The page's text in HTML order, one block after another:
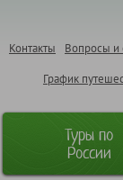
Вопросы и
Контакты
График
Туры по
России